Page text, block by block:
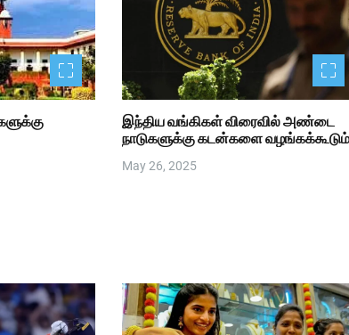
இந்திய வங்கிகள் விரைவில் அண்டை
நாடுகளுக்கு கடன்களை
May 26, 2025